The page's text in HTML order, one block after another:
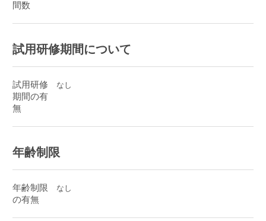
間数
試用研修期間について
試用研修
期間の有
無
なし
年齢制限
年齢制限
の有無
なし